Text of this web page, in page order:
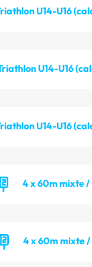
U14-U16
U14-U16
U14-U16
4 x 60m mixte /
4 x 60m mixte /